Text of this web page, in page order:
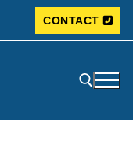
CONTACT